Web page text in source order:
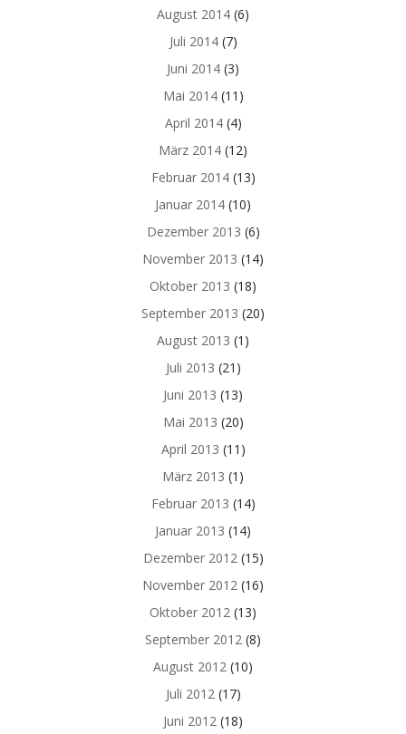
August 2014 (6)
Juli 2014(7)
Juni 2014 (3)
Mai 2014(11)
April 2014(4)
März 2014 (12)
Februar 2014(13)
Januar 2014 (10)
Dezember 2013 (6)
November 2013 (14)
Oktober 2013 (18)
September 2013 (20)
August 2013 (1)
Juli 2013 (21)
Juni 2013 (13)
Mai 2013 (20)
April 2013 (11)
März 2013 (1)
Februar 2013 (14)
Januar 2013 (14)
Dezember 2012 (15)
November 2012 (16)
Oktober 2012 (13)
September 2012 (8)
August 2012 (10)
Juli 2012 (17)
Juni 2012 (18)